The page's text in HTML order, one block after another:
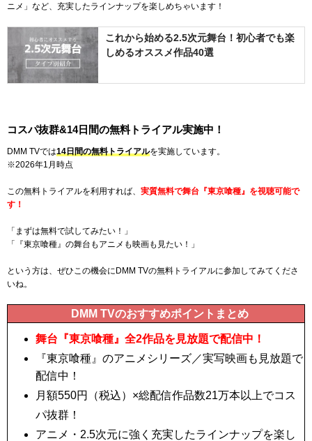
ニメ」など、充実したラインナップを楽しめちゃいます！
これから始める2.5次元舞台！初心者でも楽
しめるオススメ作品40選
コスパ抜群&14日間の無料トライアル実施中！
DMM TVでは14日間の無料トライアルを実施しています。
※2026年1月時点
この無料トライアルを利用すれば、 実質無料で舞台『東京喰種』を視聴可能で
す！
「まずは無料で試してみたい！」
「『東京喰種』の舞台もアニメも映画も見たい！」
という方は、ぜひこの機会にDMM TVの無料トライアルに参加してみてくださ
いね。
DMM TVのおすすめポイントまとめ
舞台『東京喰種』全2作品を見放題で配信中！
『東京喰種』のアニメシリーズ／実写映画も見放題で
配信中！
月額550円（税込）×総配信作品数21万本以上でコス
パ抜群！
アニメ・2.5次元に強く充実したラインナップを楽し